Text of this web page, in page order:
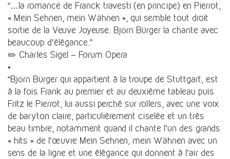
“…la romance de Franck travesti (en principe) en Pierrot,
« Mein Sehnen, mein Wähnen », qui semble tout droit
sortie de la Veuve Joyeuse. Björn Bürger la chante avec
beaucoup d’élégance.”
✏️ Charles Sigel – Forum Opera
•
“Björn Bürger qui appartient à la troupe de Stuttgart, est
à la fois Frank au premier et au deuxième tableau puis
Fritz le Pierrot, lui aussi perché sur rollers, avec une voix
de baryton claire, particulièrement ciselée et un très
beau timbre, notamment quand il chante l’un des grands
« hits » de l’œuvre Mein Sehnen, mein Wähnen avec un
sens de la ligne et une élégance qui donnent à l’air des